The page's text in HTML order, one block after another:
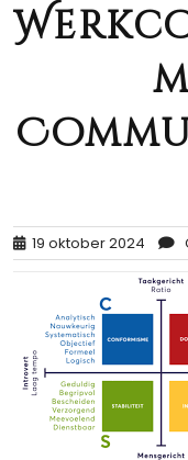
19 oktober 2024